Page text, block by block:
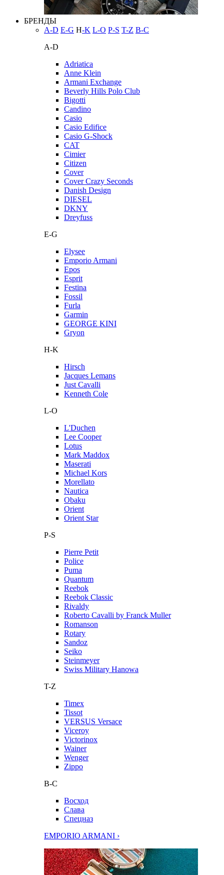
БРЕНДЫ
A-D E-G H-K L-O P-S T-Z В-С
A-D
Adriatica
Anne Klein
Armani Exchange
Beverly Hills Polo Club
Bigotti
Candino
Casio
Casio Edifice
Casio G-Shock
CAT
Cimier
Citizen
Cover
Cover Crazy Seconds
Danish Design
DIESEL
DKNY
Dreyfuss
E-G
Elysee
Emporio Armani
Epos
Esprit
Festina
Fossil
Furla
Garmin
GEORGE KINI
Gryon
H-K
Hirsch
Jacques Lemans
Just Cavalli
Kenneth Cole
L-O
L'Duchen
Lee Cooper
Lotus
Mark Maddox
Maserati
Michael Kors
Morellato
Nautica
Obaku
Orient
Orient Star
P-S
Pierre Petit
Police
Puma
Quantum
Reebok
Reebok Classic
Rivaldy
Roberto Cavalli by Franck Muller
Romanson
Rotary
Sandoz
Seiko
Steinmeyer
Swiss Military Hanowa
T-Z
Timex
Tissot
VERSUS Versace
Viceroy
Victorinox
Wainer
Wenger
Zippo
В-С
Восход
Слава
Спецназ
EMPORIO ARMANI ›